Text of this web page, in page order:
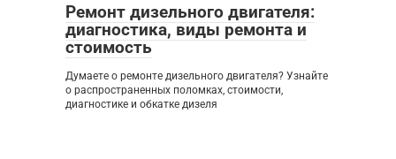
Ремонт дизельного двигателя:
диагностика, виды ремонта и
стоимость
Думаете о ремонте дизельного двигателя? Узнайте
о распространенных поломках, стоимости,
диагностике и обкатке дизеля